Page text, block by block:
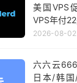
美国VPS
VPS年付
2026-08-02
六六云
日本/韩